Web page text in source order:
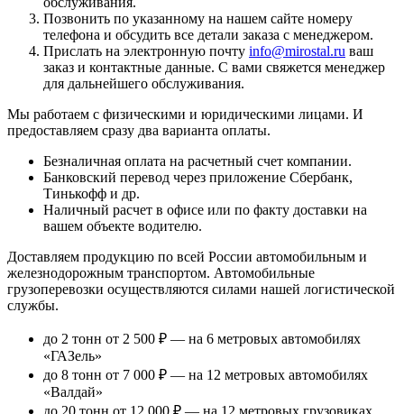
Позвонить по указанному на нашем сайте номеру
телефона и обсудить все детали заказа с менеджером.
Прислать на электронную почту info@mirostal.ru ваш
заказ и контактные данные. С вами свяжется менеджер
для дальнейшего обслуживания.
Мы работаем с физическими и юридическими лицами. И
предоставляем сразу два варианта оплаты.
Безналичная оплата на расчетный счет компании.
Банковский перевод через приложение Сбербанк,
Тинькофф и др.
Наличный расчет в офисе или по факту доставки на
вашем объекте водителю.
Доставляем продукцию по всей России автомобильным и
железнодорожным транспортом. Автомобильные
грузоперевозки осуществляются силами нашей логистической
службы.
до 2 тонн от 2 500 ₽ — на 6 метровых автомобилях
«ГАЗель»
до 8 тонн от 7 000 ₽ — на 12 метровых автомобилях
«Валдай»
до 20 тонн от 12 000 ₽ — на 12 метровых грузовиках